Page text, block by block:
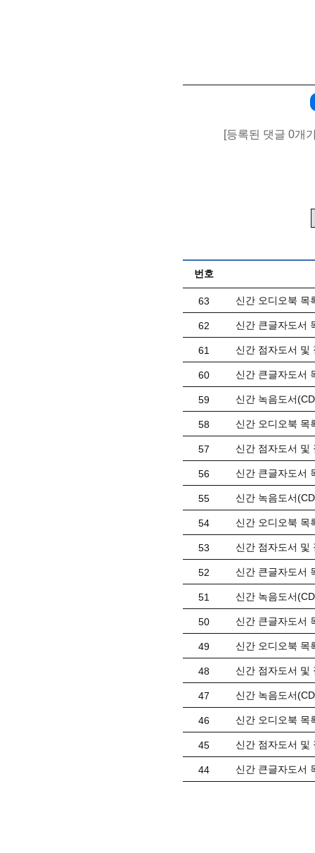
[등록된 댓글 0개
번호
63 신간 오디오북 목
62 신간 큰글자도서
61 신간 점자도서 및
60 신간 큰글자도서
59 신간 녹음도서
58 신간 오디오북 목
57 신간 점자도서 및
56 신간 큰글자도서
55 신간 녹음도서
54 신간 오디오북 목
53 신간 점자도서 및
52 신간 큰글자도서
51 신간 녹음도서
50 신간 큰글자도서
49 신간 오디오북 목
48 신간 점자도서 및
47 신간 녹음도서
46 신간 오디오북 목
45 신간 점자도서 및
44 신간 큰글자도서